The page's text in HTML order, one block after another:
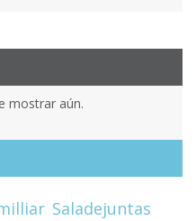
mostrar aún.
Saladejuntas